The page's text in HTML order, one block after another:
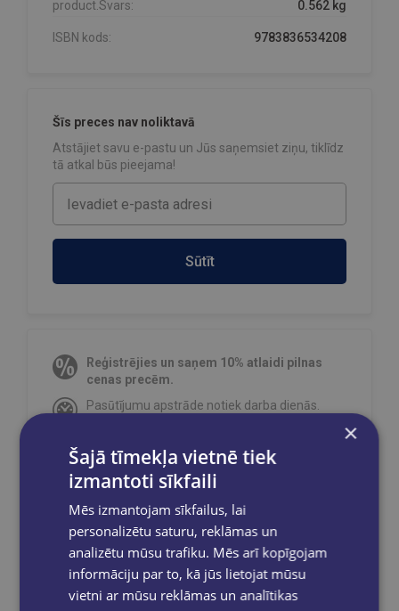
product.Svars: 0.562 kg
ISBN kods: 9783836534208
Šīs preces nav noliktavā
Atstājiet savu e-pastu un Jūs saņemsiet ziņu, tiklīdz
tā atkal būs pieejama!
Sūtīt
Reģistrējies un saņem 10% atlaidi pilnas
cenas precēm.
Pasūtījumu apstrāde notiek darba dienās.
Bezmaksas piegādeuz OMNIVA
pakomātiem Latvijāpasūtījumiem no €40.00.
Bezmaksas piegāde jebkurā GLOBUSS
grāmatnīcā 1-5 darba dienu laikā, kad
pasūtījums būs gatavs saņemšanai, saņemsi
e-pastu un/ vai SMS.
×
Šajā tīmekļa vietnē tiek
izmantoti sīkfaili
Mēs izmantojam sīkfailus, lai
personalizētu saturu, reklāmas un
analizētu mūsu trafiku. Mēs arī kopīgojam
informāciju par to, kā jūs lietojat mūsu
vietni ar mūsu reklāmas un analītikas